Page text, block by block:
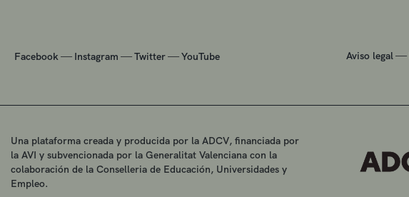
Facebook — Instagram —Twitter—YouTube Aviso legal —
Una plataforma creada y producida por la ADCV, financiada por
la AVI y subvencionada por la Generalitat Valenciana con la
colaboración de la Conselleria de Educación, Universidades y
Empleo.